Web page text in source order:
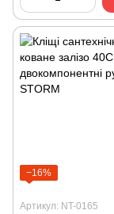
−16%
Артикул: NT-0165